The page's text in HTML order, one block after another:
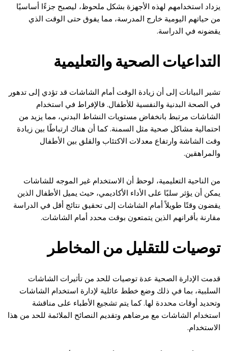
يزداد استخدامهم لهذه الأجهزة بشكل ملحوظ، ليصبح جزءًا أساسيًا
من حياتهم اليومية خارج المدرسة، مما يفوق حتى الوقت الذي
يقضونه في الدراسة.
التداعيات الصحية والتعليمية
تشير البيانات إلى أن زيادة الوقت أمام الشاشات قد تؤدي إلى تدهور
في الصحة البدنية والنفسية للأطفال. فالإفراط في استخدام
الشاشات مرتبط بانخفاض مستويات النشاط البدني، مما يزيد من
احتمالية مشاكل صحية مثل السمنة. كما أن هناك ارتباطًا بين زيادة
وقت الشاشة وارتفاع معدلات الاكتئاب والقلق بين الأطفال
والمراهقين.
من الناحية التعليمية، لوحظ أن الاستخدام غير الموجه للشاشات
يمكن أن يؤثر سلبًا على الأداء الأكاديمي، حيث يميل الأطفال الذين
يقضون وقتًا طويلاً أمام الشاشات إلى تحقيق نتائج أقل في الدراسة
مقارنة بأقرانهم الذين يتمتعون بوقت محدد أمام الشاشات.
توصيات للتقليل من المخاطر
قدمت الإدارة الصحية عدة توصيات للحد من تأثيرات الشاشات
السلبية، بما في ذلك وضع خطط عائلية لإدارة استخدام الشاشات
وتحديد أوقات محددة لها. كما يتم تشجيع الأطباء على مناقشة
استخدام الشاشات مع مرضاهم وتقديم النصائح الملائمة للحد من هذا
الاستخدام.